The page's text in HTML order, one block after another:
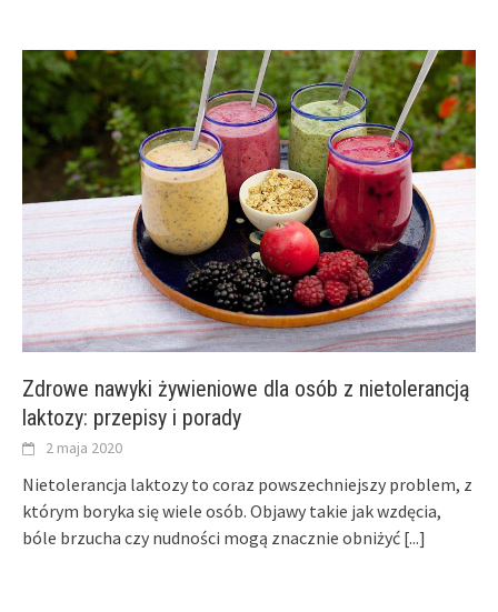
Zdrowe nawyki żywieniowe dla osób z nietolerancją
laktozy: przepisy i porady
2 maja 2020
Nietolerancja laktozy to coraz powszechniejszy problem, z
którym boryka się wiele osób. Objawy takie jak wzdęcia,
bóle brzucha czy nudności mogą znacznie obniżyć [...]